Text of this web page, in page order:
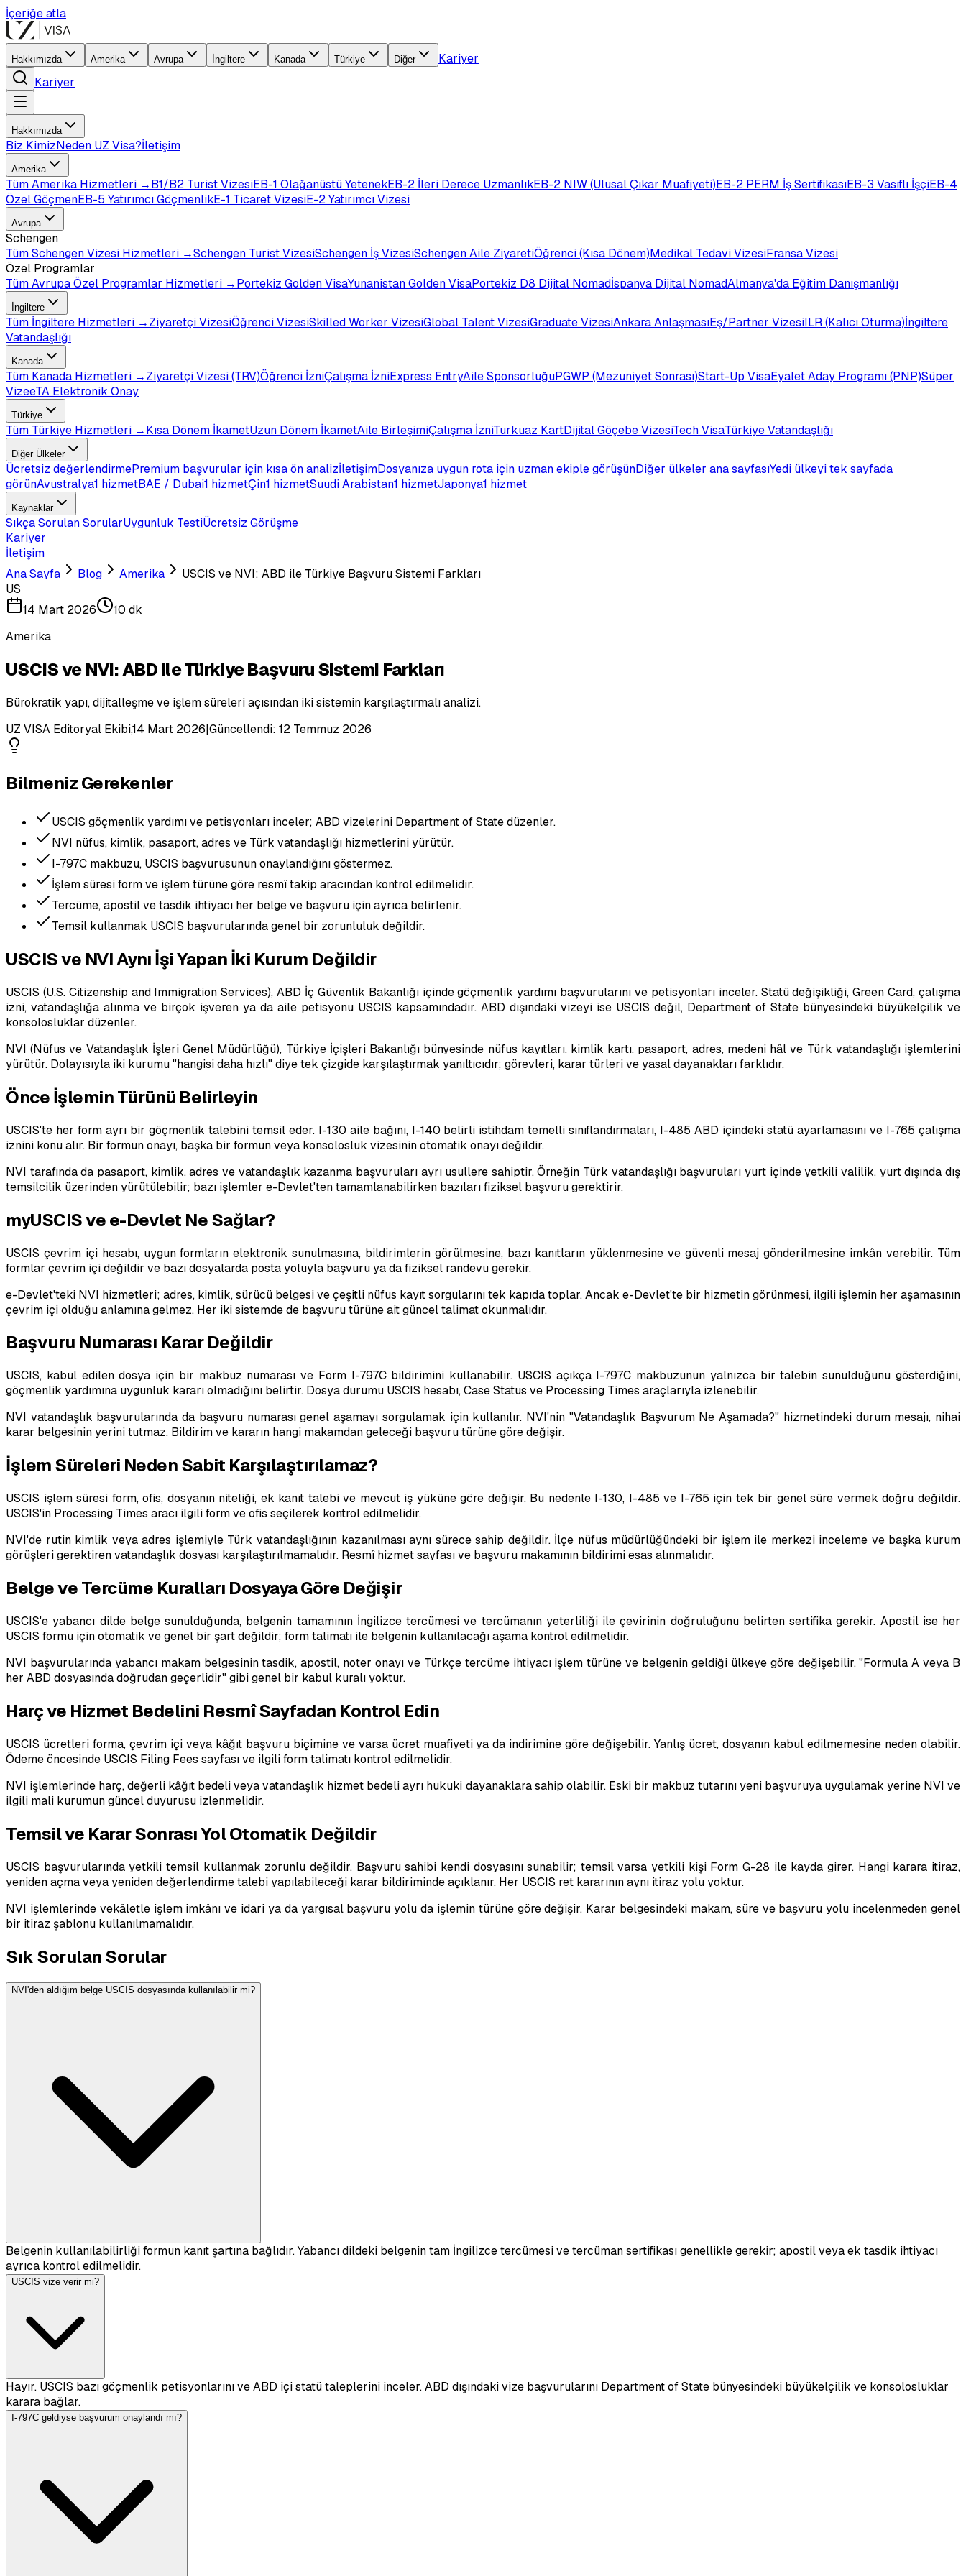
İçeriğe atla
Hakkımızda Amerika Avrupa İngiltere Kanada Türkiye Diğer
Kariyer
Kariyer
Hakkımızda
Biz KimizNeden UZ Visa?İletişim
Amerika
TümAmerika Hizmetleri →B1/B2 Turist VizesiEB-1 Olağanüstü YetenekEB-2 İleri Derece UzmanlıkEB-2 NIW (Ulusal Çıkar Muafiyeti)EB-2 PERM İş SertifikasıEB-3 Vasıflı İşçiEB-4
Özel GöçmenEB-5 Yatırımcı GöçmenlikE-1 Ticaret VizesiE-2 Yatırımcı Vizesi
Avrupa
Schengen
TümSchengen Vizesi Hizmetleri →Schengen Turist VizesiSchengen İş VizesiSchengen Aile ZiyaretiÖğrenci (Kısa Dönem)Medikal Tedavi VizesiFransa Vizesi
Özel Programlar
TümAvrupa Özel Programlar Hizmetleri →Portekiz Golden VisaYunanistan Golden VisaPortekiz D8 Dijital Nomadİspanya Dijital NomadAlmanya'da Eğitim Danışmanlığı
İngiltere
Tüm İngiltere Hizmetleri →Ziyaretçi VizesiÖğrenci VizesiSkilled Worker VizesiGlobal Talent VizesiGraduate VizesiAnkara AnlaşmasıEş/Partner VizesiILR (Kalıcı Oturma)İngiltere
Vatandaşlığı
Kanada
Tüm Kanada Hizmetleri →Ziyaretçi Vizesi (TRV)Öğrenci İzniÇalışma İzniExpress EntryAile SponsorluğuPGWP (Mezuniyet Sonrası)Start-Up VisaEyalet Aday Programı (PNP)Süper
VizeeTA Elektronik Onay
Türkiye
Tüm Türkiye Hizmetleri →Kısa Dönem İkametUzun Dönem İkametAile BirleşimiÇalışma İzniTurkuaz KartDijital Göçebe VizesiTech VisaTürkiye Vatandaşlığı
Diğer Ülkeler
Ücretsiz değerlendirmePremium başvurular için kısa ön analizİletişimDosyanıza uygun rota için uzman ekiple görüşünDiğer ülkeler ana sayfasıYedi ülkeyi tek sayfada
görünAvustralya1 hizmetBAE / Dubai1 hizmetÇin1 hizmetSuudi Arabistan1 hizmetJaponya1 hizmet
Kaynaklar
Sıkça Sorulan SorularUygunluk TestiÜcretsiz Görüşme
Kariyer
İletişim
Ana Sayfa
Blog Amerika
USCIS ve NVI: ABD ile Türkiye Başvuru Sistemi Farkları
US
14 Mart 2026
10 dk
Amerika
USCIS ve NVI: ABD ile Türkiye Başvuru Sistemi Farkları
Bürokratik yapı, dijitalleşme ve işlem süreleri açısından iki sistemin karşılaştırmalı analizi.
UZ VISA Editoryal Ekibi,14 Mart 2026|Güncellendi: 12 Temmuz 2026
Bilmeniz Gerekenler
USCIS göçmenlik yardımı ve petisyonları inceler; ABD vizelerini Department of State düzenler.
NVI nüfus, kimlik, pasaport, adres ve Türk vatandaşlığı hizmetlerini yürütür.
I-797C makbuzu, USCIS başvurusunun onaylandığını göstermez.
İşlem süresi form ve işlem türüne göre resmî takip aracından kontrol edilmelidir.
Tercüme, apostil ve tasdik ihtiyacı her belge ve başvuru için ayrıca belirlenir.
Temsil kullanmak USCIS başvurularında genel bir zorunluluk değildir.
USCIS ve NVI Aynı İşi Yapan İki Kurum Değildir
USCIS (U.S. Citizenship and Immigration Services), ABD İç Güvenlik Bakanlığı içinde göçmenlik yardımı başvurularını ve petisyonları inceler. Statü değişikliği, Green Card, çalışma
izni, vatandaşlığa alınma ve birçok işveren ya da aile petisyonu USCIS kapsamındadır. ABD dışındaki vizeyi ise USCIS değil, Department of State bünyesindeki büyükelçilik ve
konsolosluklar düzenler.
NVI (Nüfus ve Vatandaşlık İşleri Genel Müdürlüğü), Türkiye İçişleri Bakanlığı bünyesinde nüfus kayıtları, kimlik kartı, pasaport, adres, medeni hâl ve Türk vatandaşlığı işlemlerini
yürütür. Dolayısıyla iki kurumu "hangisi daha hızlı" diye tek çizgide karşılaştırmak yanıltıcıdır; görevleri, karar türleri ve yasal dayanakları farklıdır.
Önce İşlemin Türünü Belirleyin
USCIS'te her form ayrı bir göçmenlik talebini temsil eder. I-130 aile bağını, I-140 belirli istihdam temelli sınıflandırmaları, I-485 ABD içindeki statü ayarlamasını ve I-765 çalışma
iznini konu alır. Bir formun onayı, başka bir formun veya konsolosluk vizesinin otomatik onayı değildir.
NVI tarafında da pasaport, kimlik, adres ve vatandaşlık kazanma başvuruları ayrı usullere sahiptir. Örneğin Türk vatandaşlığı başvuruları yurt içinde yetkili valilik, yurt dışında dış
temsilcilik üzerinden yürütülebilir; bazı işlemler e-Devlet'ten tamamlanabilirken bazıları fiziksel başvuru gerektirir.
myUSCIS ve e-Devlet Ne Sağlar?
USCIS çevrim içi hesabı, uygun formların elektronik sunulmasına, bildirimlerin görülmesine, bazı kanıtların yüklenmesine ve güvenli mesaj gönderilmesine imkân verebilir. Tüm
formlar çevrim içi değildir ve bazı dosyalarda posta yoluyla başvuru ya da fiziksel randevu gerekir.
e-Devlet'teki NVI hizmetleri; adres, kimlik, sürücü belgesi ve çeşitli nüfus kayıt sorgularını tek kapıda toplar. Ancak e-Devlet'te bir hizmetin görünmesi, ilgili işlemin her aşamasının
çevrim içi olduğu anlamına gelmez. Her iki sistemde de başvuru türüne ait güncel talimat okunmalıdır.
Başvuru Numarası Karar Değildir
USCIS, kabul edilen dosya için bir makbuz numarası ve Form I-797C bildirimini kullanabilir. USCIS açıkça I-797C makbuzunun yalnızca bir talebin sunulduğunu gösterdiğini,
göçmenlik yardımına uygunluk kararı olmadığını belirtir. Dosya durumu USCIS hesabı, Case Status ve Processing Times araçlarıyla izlenebilir.
NVI vatandaşlık başvurularında da başvuru numarası genel aşamayı sorgulamak için kullanılır. NVI'nin "Vatandaşlık Başvurum Ne Aşamada?" hizmetindeki durum mesajı, nihai
karar belgesinin yerini tutmaz. Bildirim ve kararın hangi makamdan geleceği başvuru türüne göre değişir.
İşlem Süreleri Neden Sabit Karşılaştırılamaz?
USCIS işlem süresi form, ofis, dosyanın niteliği, ek kanıt talebi ve mevcut iş yüküne göre değişir. Bu nedenle I-130, I-485 ve I-765 için tek bir genel süre vermek doğru değildir.
USCIS'in Processing Times aracı ilgili form ve ofis seçilerek kontrol edilmelidir.
NVI'de rutin kimlik veya adres işlemiyle Türk vatandaşlığının kazanılması aynı sürece sahip değildir. İlçe nüfus müdürlüğündeki bir işlem ile merkezi inceleme ve başka kurum
görüşleri gerektiren vatandaşlık dosyası karşılaştırılmamalıdır. Resmî hizmet sayfası ve başvuru makamının bildirimi esas alınmalıdır.
Belge ve Tercüme Kuralları Dosyaya Göre Değişir
USCIS'e yabancı dilde belge sunulduğunda, belgenin tamamının İngilizce tercümesi ve tercümanın yeterliliği ile çevirinin doğruluğunu belirten sertifika gerekir. Apostil ise her
USCIS formu için otomatik ve genel bir şart değildir; form talimatı ile belgenin kullanılacağı aşama kontrol edilmelidir.
NVI başvurularında yabancı makam belgesinin tasdik, apostil, noter onayı ve Türkçe tercüme ihtiyacı işlem türüne ve belgenin geldiği ülkeye göre değişebilir. "Formula A veya B
her ABD dosyasında doğrudan geçerlidir" gibi genel bir kabul kuralı yoktur.
Harç ve Hizmet Bedelini Resmî Sayfadan Kontrol Edin
USCIS ücretleri forma, çevrim içi veya kâğıt başvuru biçimine ve varsa ücret muafiyeti ya da indirimine göre değişebilir. Yanlış ücret, dosyanın kabul edilmemesine neden olabilir.
Ödeme öncesinde USCIS Filing Fees sayfası ve ilgili form talimatı kontrol edilmelidir.
NVI işlemlerinde harç, değerli kâğıt bedeli veya vatandaşlık hizmet bedeli ayrı hukuki dayanaklara sahip olabilir. Eski bir makbuz tutarını yeni başvuruya uygulamak yerine NVI ve
ilgili mali kurumun güncel duyurusu izlenmelidir.
Temsil ve Karar Sonrası Yol Otomatik Değildir
USCIS başvurularında yetkili temsil kullanmak zorunlu değildir. Başvuru sahibi kendi dosyasını sunabilir; temsil varsa yetkili kişi Form G-28 ile kayda girer. Hangi karara itiraz,
yeniden açma veya yeniden değerlendirme talebi yapılabileceği karar bildiriminde açıklanır. Her USCIS ret kararının aynı itiraz yolu yoktur.
NVI işlemlerinde vekâletle işlem imkânı ve idari ya da yargısal başvuru yolu da işlemin türüne göre değişir. Karar belgesindeki makam, süre ve başvuru yolu incelenmeden genel
bir itiraz şablonu kullanılmamalıdır.
Sık Sorulan Sorular
NVI'den aldığım belge USCIS dosyasında kullanılabilir mi?
Belgenin kullanılabilirliği formun kanıt şartına bağlıdır. Yabancı dildeki belgenin tam İngilizce tercümesi ve tercüman sertifikası genellikle gerekir; apostil veya ek tasdik ihtiyacı
ayrıca kontrol edilmelidir.
USCIS vize verir mi?
Hayır. USCIS bazı göçmenlik petisyonlarını ve ABD içi statü taleplerini inceler. ABD dışındaki vize başvurularını Department of State bünyesindeki büyükelçilik ve konsolosluklar
karara bağlar.
I-797C geldiyse başvurum onaylandı mı?